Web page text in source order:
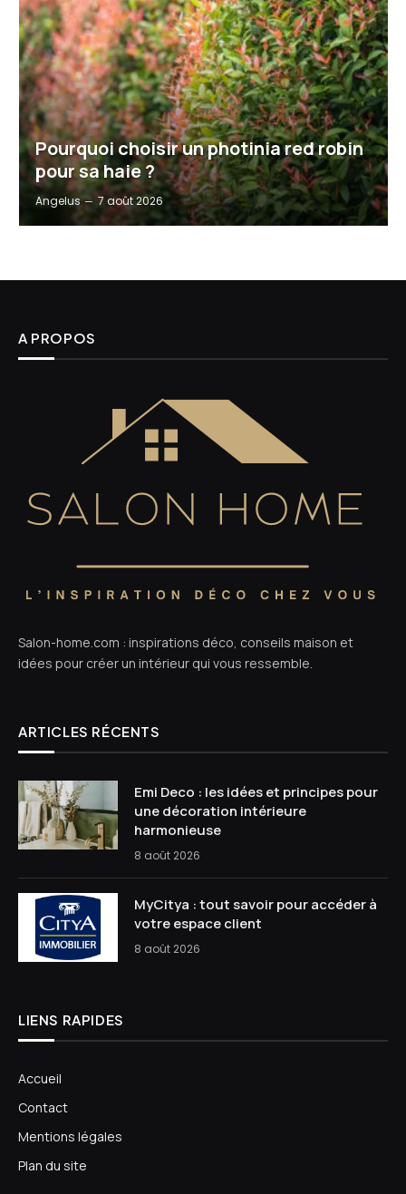
Pourquoi choisir un photinia red robin
pour sa haie ?
Angelus 7 août 2026
A PROPOS
Salon-home.com : inspirations déco, conseils maison et
idées pour créer un intérieur qui vous ressemble.
ARTICLES RÉCENTS
Emi Deco : les idées et principes pour
une décoration intérieure
harmonieuse
8 août 2026
MyCitya : tout savoir pour accéder à
votre espace client
8 août 2026
LIENS RAPIDES
Accueil
Contact
Mentions légales
Plan du site